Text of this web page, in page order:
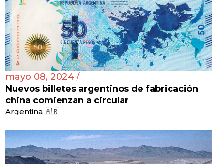
mayo 08, 2024 /
Nuevos billetes argentinos de fabricación
china comienzan a circular
Argentina 🇦🇷